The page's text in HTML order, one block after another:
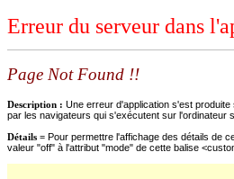
Erreur du serveur dans
Page Not Found !!
Description : Une erreur d'application s'est
par les navigateurs qui s'exécutent sur l'ordinateur
Détails = Pour permettre l'affichage des détails de
valeur "off" à l'attribut "mode" de cette balise